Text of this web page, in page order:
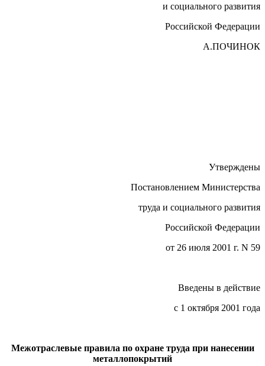
и социального развития
Российской Федерации
А.ПОЧИНОК
Утверждены
Постановлением Министерства
труда и социального развития
Российской Федерации
от 26 июля 2001 г. N 59
Введены в действие
с 1 октября 2001 года
Межотраслевые правила по охране труда при нанесении
металлопокрытий